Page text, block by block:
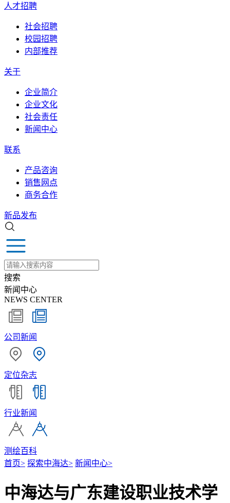
人才招聘
社会招聘
校园招聘
内部推荐
关于
企业简介
企业文化
社会责任
新闻中心
联系
产品咨询
销售网点
商务合作
新品发布
搜索
新闻中心
NEWS CENTER
公司新闻
定位杂志
行业新闻
测绘百科
首页> 探索中海达> 新闻中心>
中海达与广东建设职业技术学